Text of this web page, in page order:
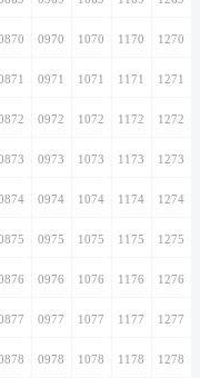
0970 1070 1170 1270
0971 1071 1171 1271
0972 1072 1172 1272
0973 1073 1173 1273
0974 1074 1174 1274
0975 1075 1175 1275
0976 1076 1176 1276
0977 1077 1177 1277
0978 1078 1178 1278